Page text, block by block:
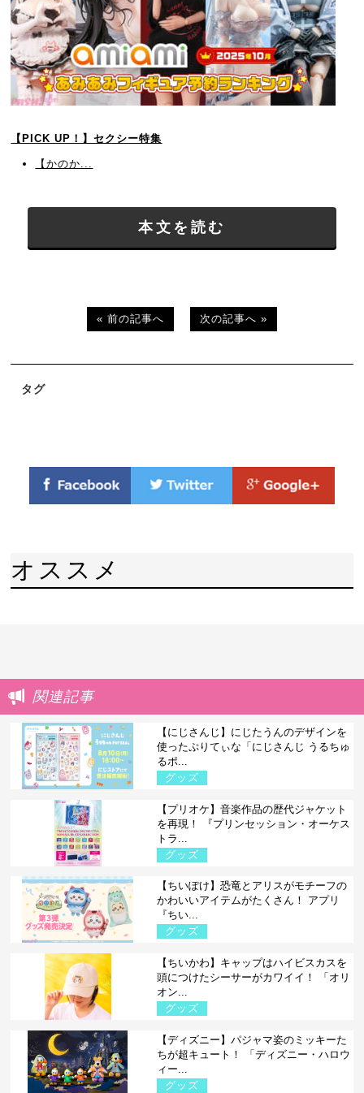
【PICK UP！】セクシー特集
【かのか...
本文を読む
« 前の記事へ 次の記事へ »
タグ
オススメ
関連記事
【にじさんじ】にじたうんのデザインを
使ったぷりてぃな「にじさんじ うるちゅ
るポ...
グッズ
【プリオケ】音楽作品の歴代ジャケット
を再現！ 『プリンセッション・オーケス
トラ...
グッズ
【ちいぽけ】恐竜とアリスがモチーフの
かわいいアイテムがたくさん！ アプリ
『ちい...
グッズ
【ちいかわ】キャップはハイビスカスを
頭につけたシーサーがカワイイ！ 「オリ
オン...
グッズ
【ディズニー】パジャマ姿のミッキーた
ちが超キュート！ 「ディズニー・ハロウ
ィー...
グッズ